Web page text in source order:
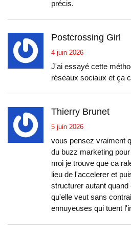
précis.
Postcrossing Girl
4 juin 2026
J'ai essayé cette
réseaux sociaux et ça
Thierry Brunet
5 juin 2026
vous pensez vraiment
du buzz marketing
moi je trouve que ca
lieu de l'accelerer et
structurer autant
qu'elle veut sans
ennuyeuses qui tuent